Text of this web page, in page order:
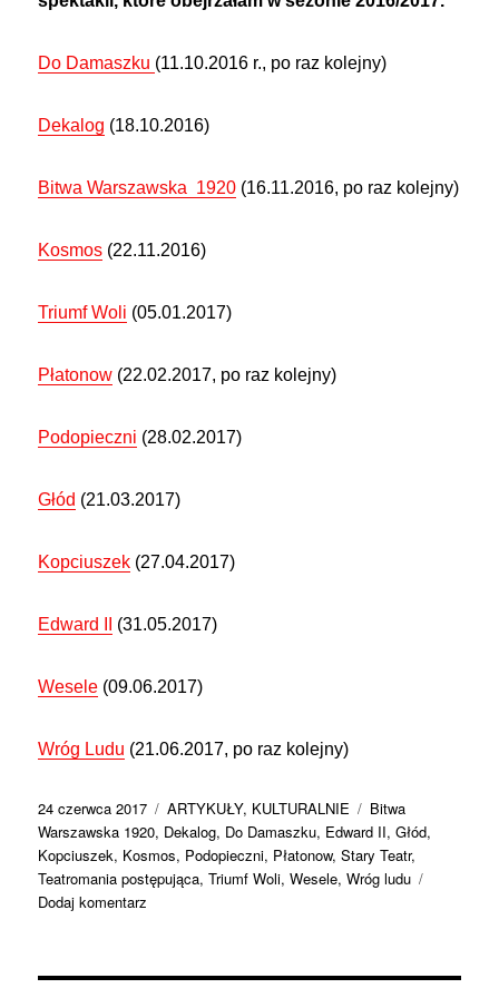
Do Damaszku (11.10.2016 r., po raz kolejny)
Dekalog (18.10.2016)
Bitwa Warszawska 1920 (16.11.2016, po raz kolejny)
Kosmos (22.11.2016)
Triumf Woli (05.01.2017)
Płatonow (22.02.2017, po raz kolejny)
Podopieczni (28.02.2017)
Głód (21.03.2017)
Kopciuszek (27.04.2017)
Edward II (31.05.2017)
Wesele (09.06.2017)
Wróg Ludu (21.06.2017, po raz kolejny)
Data
publikacji
24 czerwca 2017 Kategorie
ARTYKUŁY, KULTURALNIE Tagi
Bitwa
Warszawska 1920, Dekalog, Do Damaszku, Edward II,Głód,
Kopciuszek, Kosmos, Podopieczni, Płatonow,Stary Teatr,
Teatromania postępująca,Triumf Woli,Wesele,Wróg ludu
Dodaj komentarz
Część